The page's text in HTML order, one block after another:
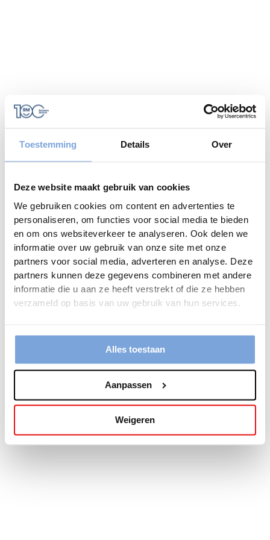
Toestemming Details Over
Deze website maakt gebruik van cookies
We gebruiken cookies om content en advertenties te
personaliseren, om functies voor social media te bieden
en om ons websiteverkeer te analyseren. Ook delen we
informatie over uw gebruik van onze site met onze
partners voor social media, adverteren en analyse. Deze
partners kunnen deze gegevens combineren met andere
informatie die u aan ze heeft verstrekt of die ze hebben
verzameld op basis van uw gebruik van hun services.
Alles toestaan
Aanpassen
Weigeren
Application error: a client-side exception has occurred while
loading
www.bariseaumottrie.be (see the browser console
more information).